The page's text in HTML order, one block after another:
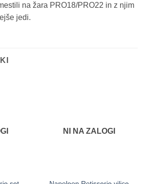
na žara PRO18/PRO22 in z njim
jedi.
NI NA ZALOGI